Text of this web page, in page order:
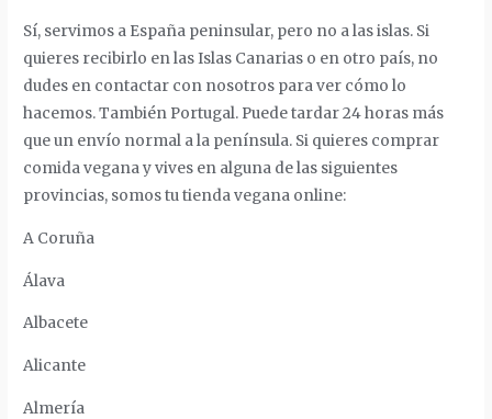
Sí, servimos a España peninsular, pero no a las islas. Si
quieres recibirlo en las Islas Canarias o en otro país, no
dudes en contactar con nosotros para ver cómo lo
hacemos. También Portugal. Puede tardar 24 horas más
que un envío normal a la península. Si quieres comprar
comida vegana y vives en alguna de las siguientes
provincias, somos tu tienda vegana online:
A Coruña
Álava
Albacete
Alicante
Almería